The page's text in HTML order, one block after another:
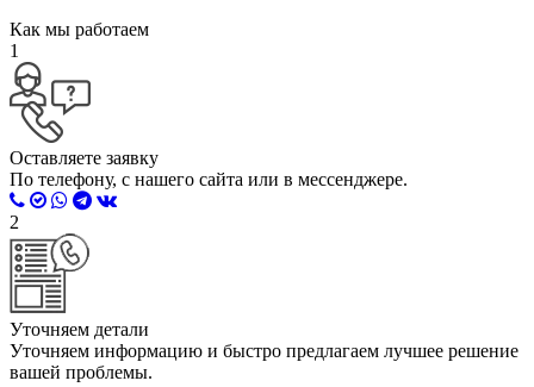
Как мы работаем
1
Оставляете заявку
По телефону, с нашего сайта или в мессенджере.
2
Уточняем детали
Уточняем информацию и быстро предлагаем лучшее решение
вашей проблемы.